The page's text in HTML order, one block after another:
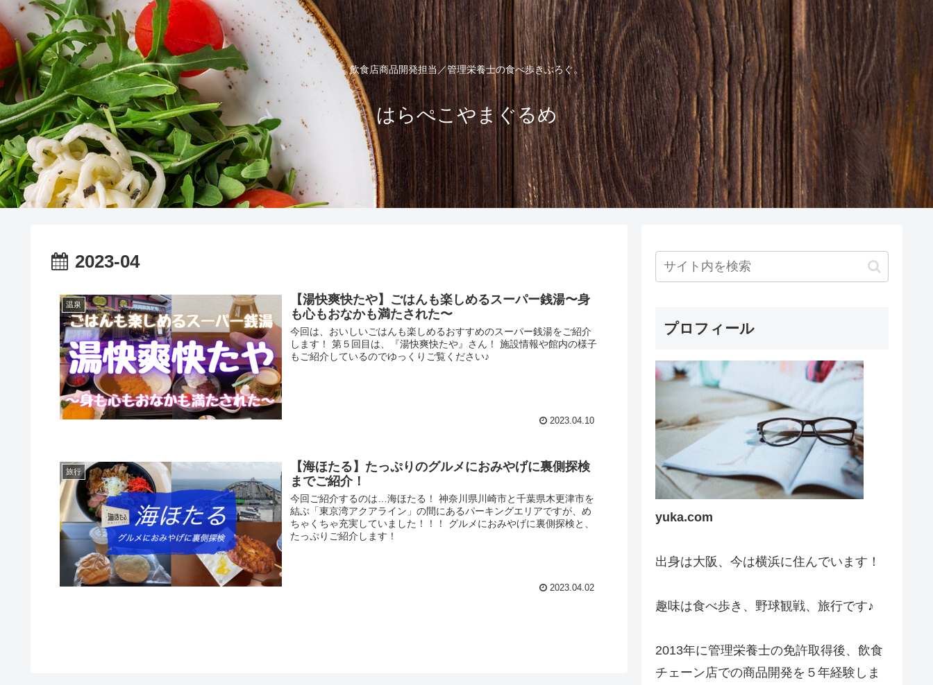
飲食店商品開発担当／管理栄養士の食べ歩きぶろぐ。
はらぺこやまぐるめ
2023-04
温泉
【湯快爽快たや】ごはんも楽しめるスーパー銭湯〜身
も心もおなかも満たされた〜
今回は、おいしいごはんも楽しめるおすすめのスーパー銭湯をご紹介
します！ 第５回目は、『湯快爽快たや』さん！ 施設情報や館内の様子
もご紹介しているのでゆっくりご覧ください♪
2023.04.10
旅行
【海ほたる】たっぷりのグルメにおみやげに裏側探検
までご紹介！
今回ご紹介するのは…海ほたる！ 神奈川県川崎市と千葉県木更津市を
結ぶ「東京湾アクアライン」の間にあるパーキングエリアですが、め
ちゃくちゃ充実していました！！！ グルメにおみやげに裏側探検と、
たっぷりご紹介します！
2023.04.02
プロフィール
yuka.com
出身は大阪、今は横浜に住んでいます！
趣味は食べ歩き、野球観戦、旅行です♪
2013年に管理栄養士の免許取得後、飲食
チェーン店での商品開発を５年経験しま